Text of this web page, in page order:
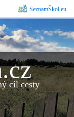
SeznamŠkol.eu
cíl cesty